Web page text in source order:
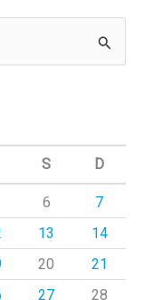
S D
6
7
13
14
20
21
27 28